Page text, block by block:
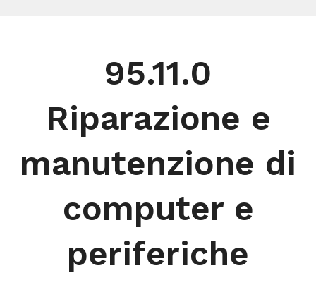
95.11.0
Riparazione e
manutenzione di
computer e
periferiche